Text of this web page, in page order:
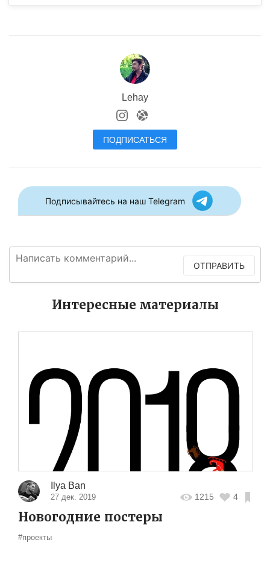
Lehay
ПОДПИСАТЬСЯ
Подписывайтесь на наш Telegram
ОТПРАВИТЬ
Интересные материалы
Ilya Ban
27 дек. 2019 1215 4
Новогодние постеры
#проекты